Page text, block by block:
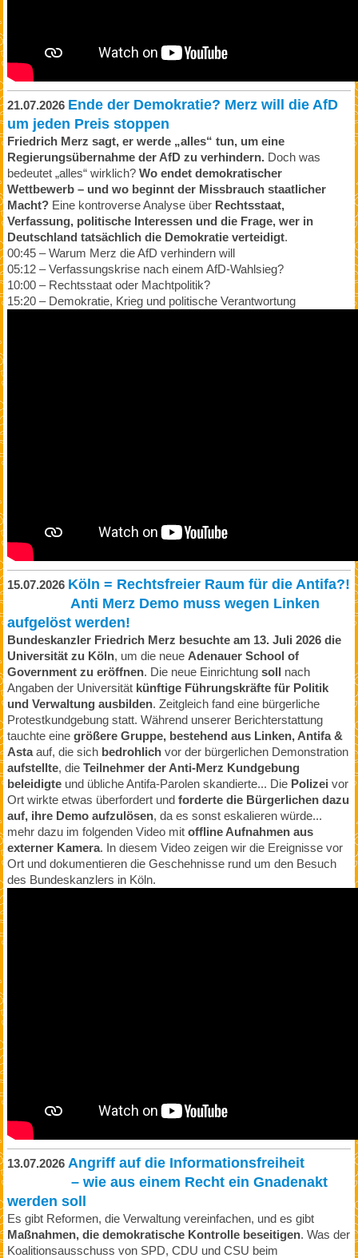
21.07.2026 Ende der Demokratie? Merz will die AfD
um jeden Preis stoppen
Friedrich Merz sagt, er werde „alles“ tun, um eine
Regierungsübernahme der AfD zu verhindern.Doch was
bedeutet „alles“ wirklich? Wo endet demokratischer
Wettbewerb – und wo beginnt der Missbrauch staatlicher
Macht?Eine kontroverse Analyse über Rechtsstaat,
Verfassung, politische Interessen und die Frage, wer in
Deutschland tatsächlich die Demokratie verteidigt.
00:45 – Warum Merz die AfD verhindern will
05:12 – Verfassungskrise nach einem AfD-Wahlsieg?
10:00 – Rechtsstaat oder Machtpolitik?
15:20 – Demokratie, Krieg und politische Verantwortung
15.07.2026 Köln = Rechtsfreier Raum für die Antifa?!
Anti Merz Demo muss wegen Linken
aufgelöst werden!
Bundeskanzler Friedrich Merz besuchte am 13. Juli 2026 die
Universität zu Köln, um die neue Adenauer School of
Government zu eröffnen. Die neue Einrichtung soll nach
Angaben der Universität künftige Führungskräfte für Politik
und Verwaltung ausbilden. Zeitgleich fand eine bürgerliche
Protestkundgebung statt. Während unserer Berichterstattung
tauchte eine größere Gruppe, bestehend aus Linken, Antifa &
Astaauf, die sich bedrohlichvor der bürgerlichen Demonstration
aufstellte, die Teilnehmer der Anti-Merz Kundgebung
beleidigteund übliche Antifa-Parolen skandierte... Die Polizei vor
Ort wirkte etwas überfordert und forderte die Bürgerlichen dazu
auf, ihre Demo aufzulösen, da es sonst eskalieren würde...
mehr dazu im folgenden Video mit offline Aufnahmen aus
externer Kamera. In diesem Video zeigen wir die Ereignisse vor
Ort und dokumentieren die Geschehnisse rund um den Besuch
des Bundeskanzlers in Köln.
13.07.2026 Angriff auf die Informationsfreiheit
– wie aus einem Recht ein Gnadenakt
werden soll
Es gibt Reformen, die Verwaltung vereinfachen, und es gibt
Maßnahmen, die demokratische Kontrolle beseitigen. Was der
Koalitionsausschuss von SPD, CDU und CSU beim